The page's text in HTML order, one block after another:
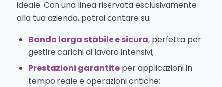
ideale. Con una linea riservata esclusivamente
alla tua azienda, potrai contare su:
Banda larga stabile e sicura, perfetta per
gestire carichi di lavoro intensivi;
Prestazioni garantiteper applicazioni in
tempo reale e operazioni critiche;